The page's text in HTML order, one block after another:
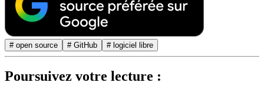
# open source # GitHub # logiciel libre
Poursuivez votre lecture :